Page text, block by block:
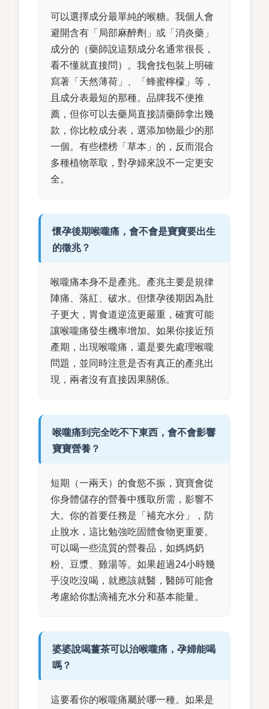
可以選擇成分最單純的喉糖。我個人會
避開含有「局部麻醉劑」或「消炎藥」
成分的（藥師說這類成分名通常很長，
看不懂就直接問）。我會找包裝上明確
寫著「天然薄荷」、「蜂蜜檸檬」等，
且成分表最短的那種。品牌我不便推
薦，但你可以去藥局直接請藥師拿出幾
款，你比較成分表，選添加物最少的那
一個。有些標榜「草本」的，反而混合
多種植物萃取，對孕婦來說不一定更安
全。
懷孕後期喉嚨痛，會不會是寶寶要出生
的徵兆？
喉嚨痛本身不是產兆。產兆主要是規律
陣痛、落紅、破水。但懷孕後期因為肚
子更大，胃食道逆流更嚴重，確實可能
讓喉嚨痛發生機率增加。如果你接近預
產期，出現喉嚨痛，還是要先處理喉嚨
問題，並同時注意是否有真正的產兆出
現，兩者沒有直接因果關係。
喉嚨痛到完全吃不下東西，會不會影響
寶寶營養？
短期（一兩天）的食慾不振，寶寶會從
你身體儲存的營養中獲取所需，影響不
大。你的首要任務是「補充水分」，防
止脫水，這比勉強吃固體食物更重要。
可以喝一些流質的營養品，如媽媽奶
粉、豆漿、雞湯等。如果超過24小時幾
乎沒吃沒喝，就應該就醫，醫師可能會
考慮給你點滴補充水分和基本能量。
婆婆說喝薑茶可以治喉嚨痛，孕婦能喝
嗎？
這要看你的喉嚨痛屬於哪一種。如果是